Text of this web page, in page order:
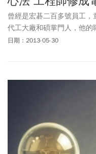
曾經是宏碁二百多號員工
代工大廠和碩掌門人，他的
旗下十八萬名員工，他的用
日期：2013-05-30